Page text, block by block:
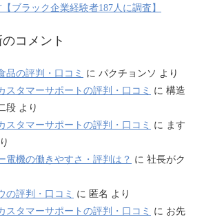
ブラック企業経験者187人に調査】
コメント
品の評判・口コミ に パクチョンソ より
スタマーサポートの評判・口コミ に 構造
段 より
スタマーサポートの評判・口コミ に ます
電機の働きやすさ・評判は？ に 社長がク
の評判・口コミ に 匿名 より
スタマーサポートの評判・口コミ に お先